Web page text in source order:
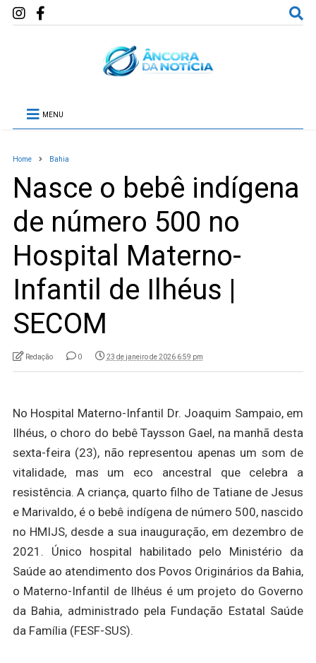
MENU
Home Bahia
Nasce o bebê indígena
de número 500 no
Hospital Materno-
Infantil de Ilhéus |
SECOM
Redação 0 23 de janeiro de 2026 6:59 pm
No Hospital Materno-Infantil Dr. Joaquim Sampaio, em
Ilhéus, o choro do bebê Taysson Gael, na manhã desta
sexta-feira (23), não representou apenas um som de
vitalidade, mas um eco ancestral que celebra a
resistência. A criança, quarto filho de Tatiane de Jesus
e Marivaldo, é o bebê indígena de número 500, nascido
no HMIJS, desde a sua inauguração, em dezembro de
2021. Único hospital habilitado pelo Ministério da
Saúde ao atendimento dos Povos Originários da Bahia,
o Materno-Infantil de Ilhéus é um projeto do Governo
da Bahia, administrado pela Fundação Estatal Saúde
da Família (FESF-SUS).